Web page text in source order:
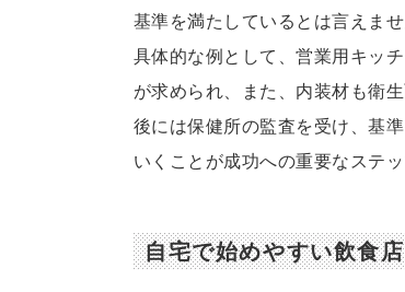
基準を満たしているとは言えませ
具体的な例として、営業用キッ
が求められ、また、内装材も衛
後には保健所の監査を受け、基
いくことが成功への重要なステッ
自宅で始めやすい飲食